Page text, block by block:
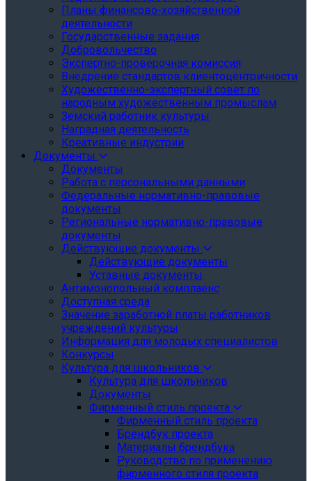
Планы финансово-хозяйственной
деятельности
Государственные задания
Добровольчество
Экспертно-проверочная комиссия
Внедрение стандартов клиентоцентричности
Художественно-экспертный совет по
народным художественным промыслам
Земский работник культуры
Наградная деятельность
Креативные индустрии
Документы
Документы
Работа с персональными данными
Федеральные нормативно-правовые
документы
Региональные нормативно-правовые
документы
Действующие документы
Действующие документы
Уставные документы
Антимонопольный комплаенс
Доступная среда
Значение заработной платы работников
учреждений культуры
Информация для молодых специалистов
Конкурсы
Культура для школьников
Культура для школьников
Документы
Фирменный стиль проекта
Фирменный стиль проекта
Брендбук проекта
Материалы брендбука
Руководство по применению
фирменного стиля проекта